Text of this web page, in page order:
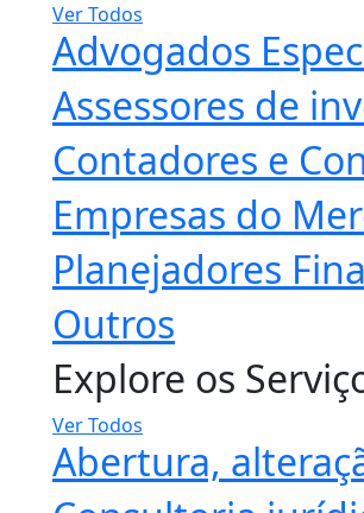
Ver Todos
Advogados
Assessores de
Contadores e
Empresas do
Planejadores
Outros
Explore os
Ver Todos
Abertura,